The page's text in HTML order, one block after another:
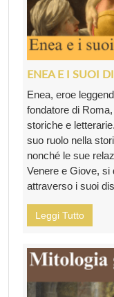
ENEA E I SUOI
Enea, eroe
fondatore di
storiche e
suo ruolo nella
nonché le sue
Venere e Giove, si
attraverso i suoi
Leggi Tutto